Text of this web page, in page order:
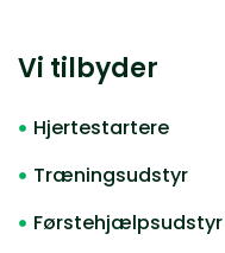
Vi tilbyder
Hjertestartere
Træningsudstyr
Førstehjælpsudstyr